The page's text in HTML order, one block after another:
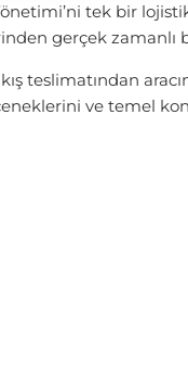
tek bir
gerçek zamanlı
teslimatından
ve temel